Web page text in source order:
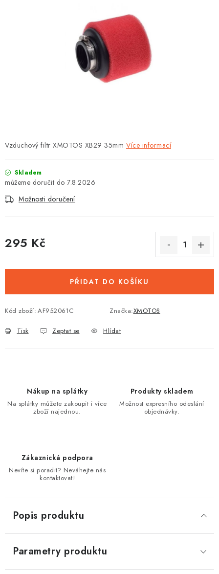
NÁPLNĚ A KAPALINY
Doprava a platba
Obchodní podmínky
Podmínky ochrany osobních údajů
Návody na montáž
Vzduchový filtr XMOTOS XB29 35mm Více informací
Skladem
7.8.2026
Možnosti doručení
295 Kč
PŘIDAT DO KOŠÍKU
Kód zboží: AF952061C Značka:XMOTOS
Tisk Zeptat se Hlídat
Nákup na splátky
Na splátky můžete zakoupit i více
zboží najednou.
Produkty skladem
Možnost expresního odeslání
objednávky.
Zákaznická podpora
Nevíte si poradit? Neváhejte nás
kontaktovat!
Popis produktu
Parametry produktu